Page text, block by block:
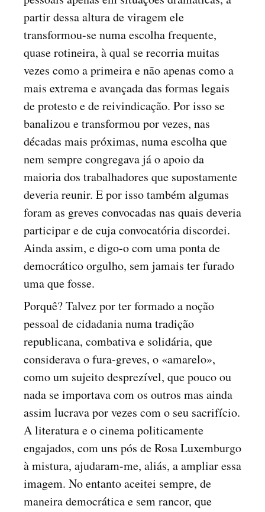
partir dessa altura de viragem ele
transformou-se numa escolha frequente,
quase rotineira, à qual se recorria muitas
vezes como a primeira e não apenas como a
mais extrema e avançada das formas legais
de protesto e de reivindicação. Por isso se
banalizou e transformou por vezes, nas
décadas mais próximas, numa escolha que
nem sempre congregava já o apoio da
maioria dos trabalhadores que supostamente
deveria reunir. E por isso também algumas
foram as greves convocadas nas quais deveria
participar e de cuja convocatória discordei.
Ainda assim, e digo-o com uma ponta de
democrático orgulho, sem jamais ter furado
uma que fosse.
Porquê? Talvez por ter formado a noção
pessoal de cidadania numa tradição
republicana, combativa e solidária, que
considerava o fura-greves, o «amarelo»,
como um sujeito desprezível, que pouco ou
nada se importava com os outros mas ainda
assim lucrava por vezes com o seu sacrifício.
A literatura e o cinema politicamente
engajados, com uns pós de Rosa Luxemburgo
à mistura, ajudaram-me, aliás, a ampliar essa
imagem. No entanto aceitei sempre, de
maneira democrática e sem rancor, que